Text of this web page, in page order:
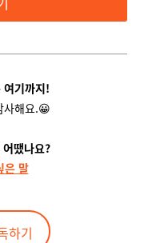
여기까지!
사해요.😀
땠나요?
은 말
하기